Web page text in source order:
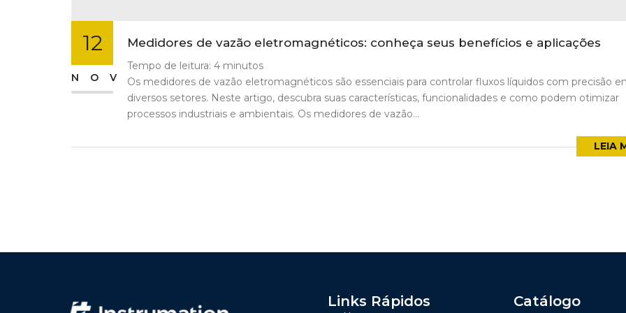
12
NOV
Medidores de vazão eletromagnéticos: conheça seus benefícios e aplicações
Tempo de leitura: 4 minutos
Os medidores de vazão eletromagnéticos são essenciais para controlar fluxos líquidos com precisão
diversos setores. Neste artigo, descubra suas características, funcionalidades e como podem otimizar
processos industriais e ambientais. Os medidores de vazão...
LEIA
Links Rápidos Catálogo